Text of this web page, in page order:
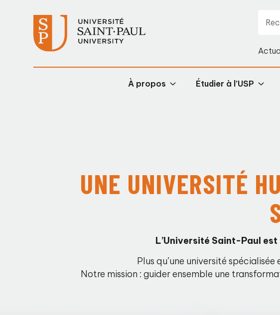
À propos Étudier à l’USP
UNE UNIVERSITÉ
L’Université Saint-Paul
Plus qu’une université
Notre mission : guider ensemble une